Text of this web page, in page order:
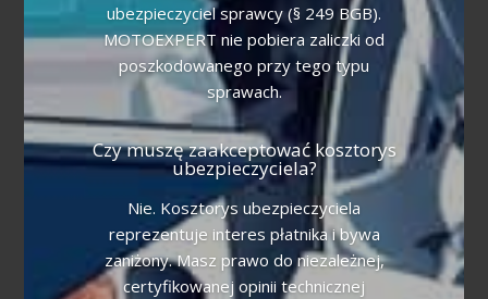
ubezpieczyciel sprawcy (§ 249 BGB).
MOTOEXPERT nie pobiera zaliczki od
poszkodowanego przy tego typu
sprawach.
Czy muszę zaakceptować kosztorys
ubezpieczyciela?
Nie. Kosztorys ubezpieczyciela
reprezentuje interes płatnika i bywa
zaniżony. Masz prawo do niezależnej,
certyfikowanej opinii technicznej